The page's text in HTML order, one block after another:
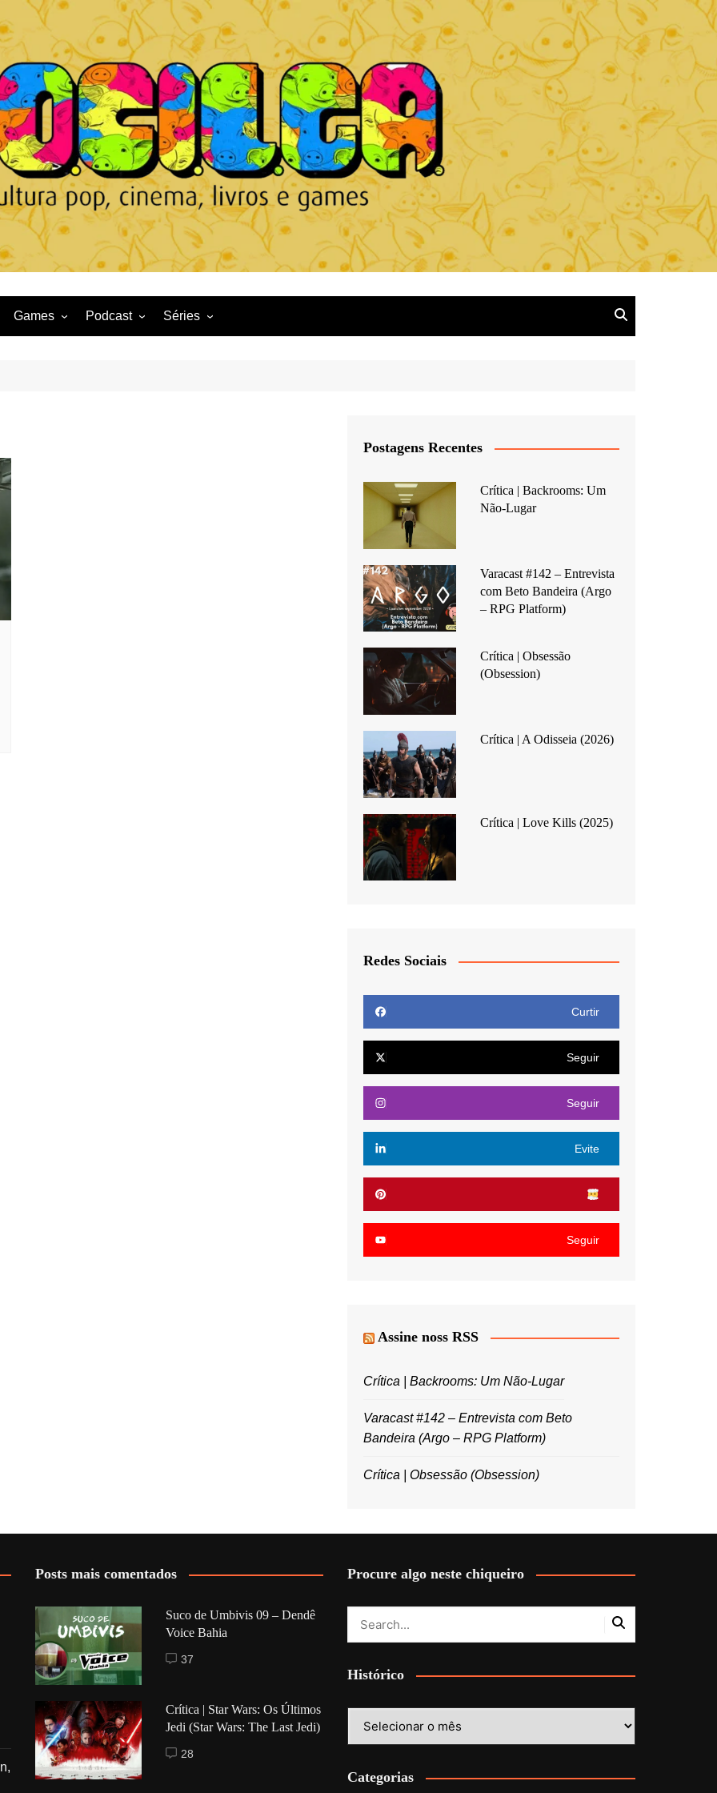
Games Podcast Séries
Postagens Recentes
Crítica | Backrooms: Um
Não-Lugar
Varacast #142 – Entrevista
com Beto Bandeira (Argo
– RPG Platform)
Crítica | Obsessão
(Obsession)
Crítica | A Odisseia (2026)
Crítica | Love Kills (2025)
Redes Sociais
Curtir
Seguir
Seguir
Evite
Seguir
Assine noss RSS
Crítica | Backrooms: Um Não-Lugar
Varacast #142 – Entrevista com Beto
Bandeira (Argo – RPG Platform)
Crítica | Obsessão (Obsession)
Posts mais comentados
Suco de Umbivis 09 – Dendê
Voice Bahia
37
Crítica | Star Wars: Os Últimos
Jedi (Star Wars: The Last Jedi)
28
Procure algo neste chiqueiro
Histórico
Categorias